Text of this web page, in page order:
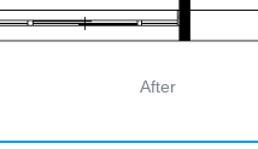
After